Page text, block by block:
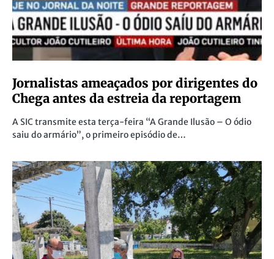
Jornalistas ameaçados por dirigentes do
Chega antes da estreia da reportagem
A SIC transmite esta terça-feira “A Grande Ilusão – O ódio
saiu do armário”, o primeiro episódio de…